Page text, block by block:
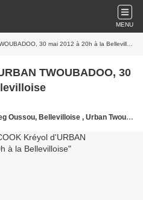
MENU
30 mai 2012 à 20h à la Bellevilloise
TWOUBADOO, 30
Bellevilloise , Urban Twoubadoo